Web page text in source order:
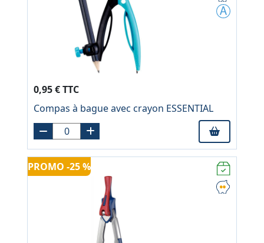
0,95 € TTC
Compas à bague avec crayon ESSENTIAL
PROMO -25 %